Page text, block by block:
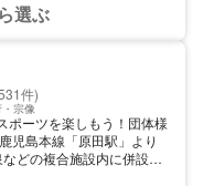
選ぶ
件)
宗像
ポーツを楽しもう！団体様
児島本線「原田駅」より
どの複合施設内に併設さ